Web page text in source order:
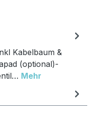
Kabelbaum &
(optional)-
Mehr